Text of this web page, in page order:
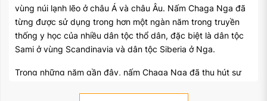
vùng núi lạnh lẽo ở châu Á và châu Âu. Nấm Chaga Nga đã
từng được sử dụng trong hơn một ngàn năm trong truyền
thống y học của nhiều dân tộc thổ dân, đặc biệt là dân tộc
Sami ở vùng Scandinavia và dân tộc Siberia ở Nga.
Trong những năm gần đây, nấm Chaga Nga đã thu hút sự